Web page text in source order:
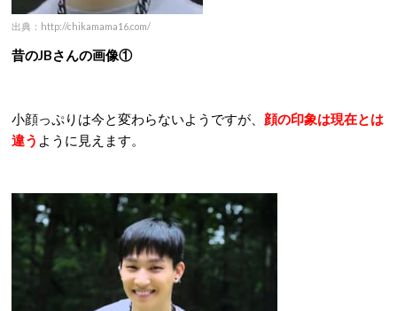
出典：http://chikamama16.com/
昔のJBさんの画像①
小顔っぷりは今と変わらないようですが、 顔の印象は現在とは
違う ように見えます。